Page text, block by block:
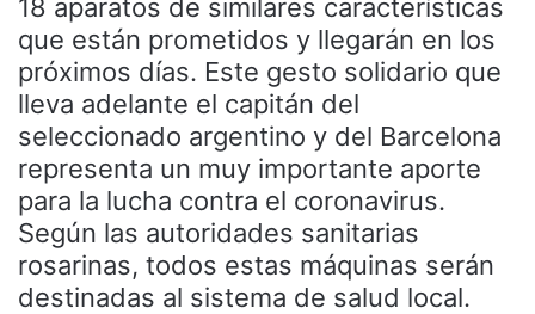
18 aparatos de similares características
que están prometidos y llegarán en los
próximos días. Este gesto solidario que
lleva adelante el capitán del
seleccionado argentino y del Barcelona
representa un muy importante aporte
para la lucha contra el coronavirus.
Según las autoridades sanitarias
rosarinas, todos estas máquinas serán
destinadas al sistema de salud local.